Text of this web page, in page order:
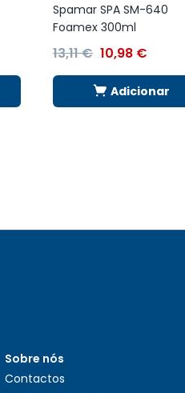
Spamar SPA SM-640
Foamex 300ml
13,11€ 10,98 €
Adicionar
Sobre nós
Contactos